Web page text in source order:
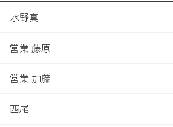
水野真
営業 藤原
営業 加藤
西尾